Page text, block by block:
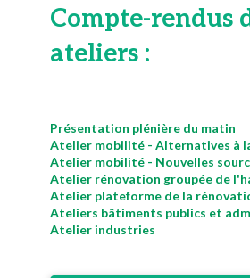
Compte-rendus
ateliers :
Présentation plénière du matin
Atelier mobilité - Alternatives à
Atelier mobilité - Nouvelles
Atelier rénovation groupée de
Atelier plateforme de la
Ateliers bâtiments publics et
Atelier industries